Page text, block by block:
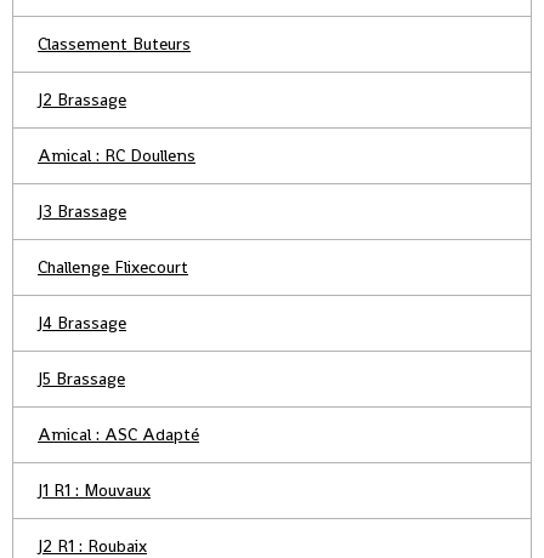
Classement Buteurs
J2 Brassage
Amical : RC Doullens
J3 Brassage
Challenge Flixecourt
J4 Brassage
J5 Brassage
Amical : ASC Adapté
J1 R1 : Mouvaux
J2 R1 : Roubaix